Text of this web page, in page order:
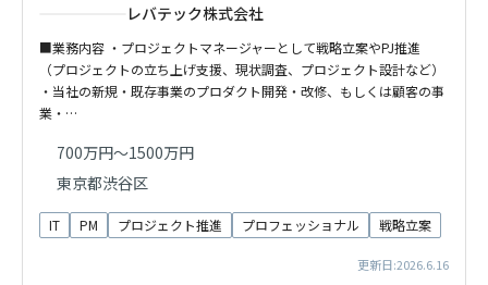
レバテック株式会社
■業務内容 ・プロジェクトマネージャーとして戦略立案やPJ推進
（プロジェクトの立ち上げ支援、現状調査、プロジェクト設計など）
・当社の新規・既存事業のプロダクト開発・改修、もしくは顧客の事
業・…
700万円～1500万円
東京都渋谷区
IT PM プロジェクト推進 プロフェッショナル 戦略立案
更新日:2026.6.16